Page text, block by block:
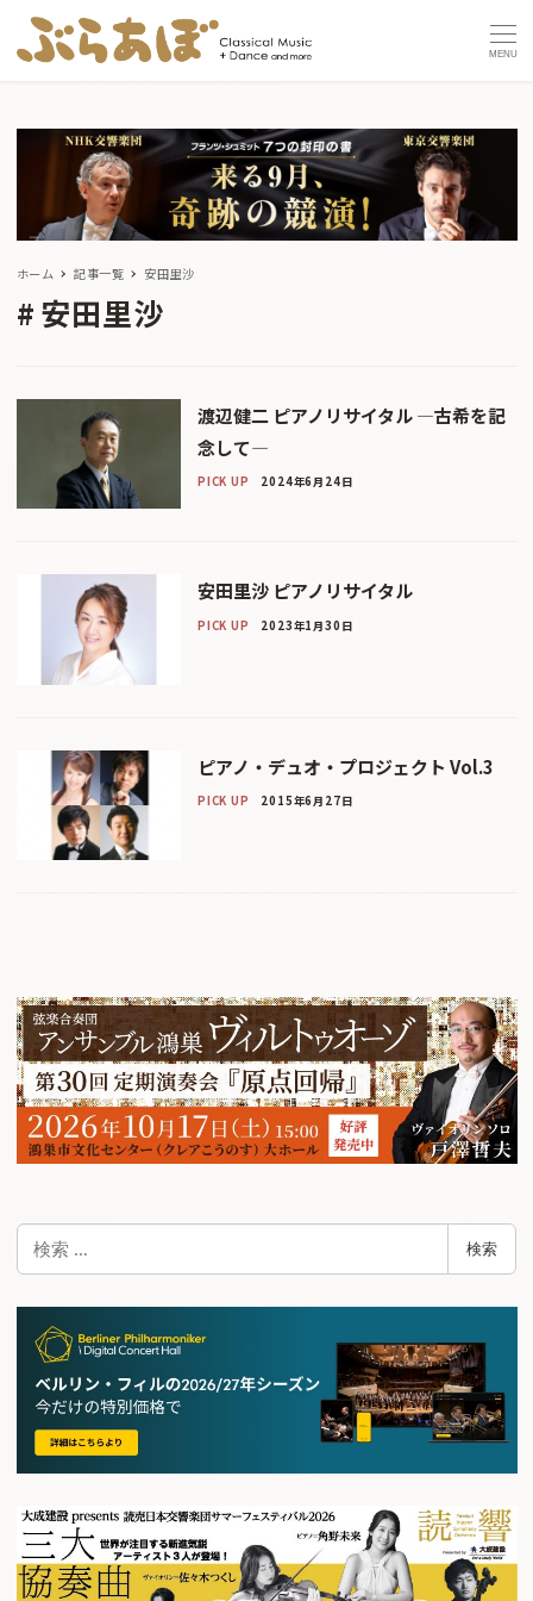
MENU
ホーム 記事一覧 安田里沙
安田里沙
渡辺健二 ピアノリサイタル ―古希を記
念して―
PICK UP 2024年6月24日
安田里沙 ピアノリサイタル
PICK UP 2023年1月30日
ピアノ・デュオ・プロジェクト Vol.3
PICK UP 2015年6月27日
検索